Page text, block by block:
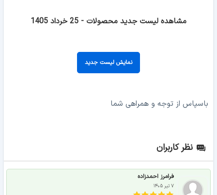
مشاهده لیست جدید محصولات - 25 خرداد 1405
نمایش لیست جدید
باسپاس از توجه و همراهی شما
نظر کاربران
فرامرز احمدزاده
۷ تیر ۱۴۰۵